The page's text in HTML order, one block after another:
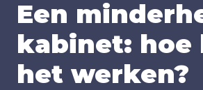
Een
ka­bi­net: hoe
het wer­ken?